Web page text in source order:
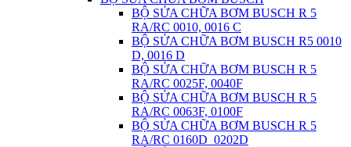
BỘ SỬA CHỮA BƠM BUSCH R 5
RA/RC 0010, 0016 C
BỘ SỬA CHỮA BƠM BUSCH R5 0010
D, 0016 D
BỘ SỬA CHỮA BƠM BUSCH R 5
RA/RC 0025F, 0040F
BỘ SỬA CHỮA BƠM BUSCH R 5
RA/RC 0063F, 0100F
BỘ SỬA CHỮA BƠM BUSCH R 5
RA/RC 0160D_0202D